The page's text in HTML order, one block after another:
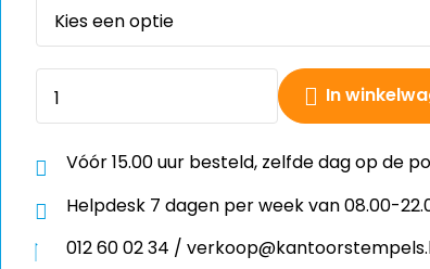
In
Vóór 15.00 uur besteld, zelfde dag op de
Helpdesk 7 dagen per week van 08.00-
012 60 02 34 /